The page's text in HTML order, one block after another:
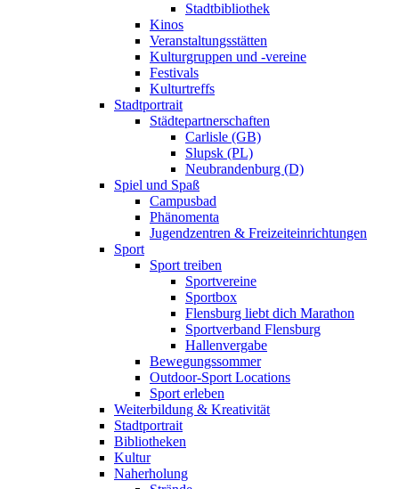
Stadtbibliothek
Kinos
Veranstaltungsstätten
Kulturgruppen und -vereine
Festivals
Kulturtreffs
Stadtportrait
Städtepartnerschaften
Carlisle (GB)
Slupsk (PL)
Neubrandenburg (D)
Spiel und Spaß
Campusbad
Phänomenta
Jugendzentren & Freizeiteinrichtungen
Sport
Sport treiben
Sportvereine
Sportbox
Flensburg liebt dich Marathon
Sportverband Flensburg
Hallenvergabe
Bewegungssommer
Outdoor-Sport Locations
Sport erleben
Weiterbildung & Kreativität
Stadtportrait
Bibliotheken
Kultur
Naherholung